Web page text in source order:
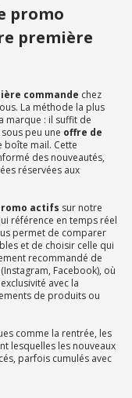
promo
première
commande chez
La méthode la plus
marque : il suffit de
peu une offre de
boîte mail. Cette
des nouveautés,
réservées aux
actifs sur notre
référence en temps réel
permet de comparer
et de choisir celle qui
recommandé de
Facebook), où
avec la
de produits ou
comme la rentrée, les
lesquelles les nouveaux
parfois cumulés avec